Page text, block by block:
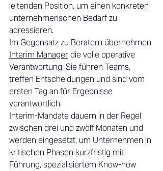
leitenden Position, um einen konkreten
unternehmerischen Bedarf zu
adressieren.
Im Gegensatz zu Beratern übernehmen
Interim Manager die volle operative
Verantwortung. Sie führen Teams,
treffen Entscheidungen und sind vom
ersten Tag an für Ergebnisse
verantwortlich.
Interim-Mandate dauern in der Regel
zwischen drei und zwölf Monaten und
werden eingesetzt, um Unternehmen in
kritischen Phasen kurzfristig mit
Führung, spezialisiertem Know-how